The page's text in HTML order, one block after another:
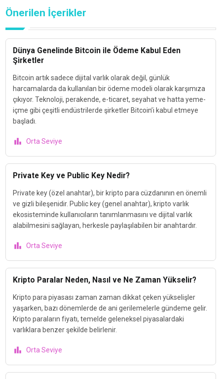
Önerilen İçerikler
Dünya Genelinde Bitcoin ile Ödeme Kabul Eden
Şirketler
Bitcoin artık sadece dijital varlık olarak değil, günlük
harcamalarda da kullanılan bir ödeme modeli olarak karşımıza
çıkıyor. Teknoloji, perakende, e-ticaret, seyahat ve hatta yeme-
içme gibi çeşitli endüstrilerde şirketler Bitcoin’i kabul etmeye
başladı.
Orta Seviye
Private Key ve Public Key Nedir?
Private key (özel anahtar), bir kripto para cüzdanının en önemli
ve gizli bileşenidir. Public key (genel anahtar), kripto varlık
ekosisteminde kullanıcıların tanımlanmasını ve dijital varlık
alabilmesini sağlayan, herkesle paylaşılabilen bir anahtardır.
Orta Seviye
Kripto Paralar Neden, Nasıl ve Ne Zaman Yükselir?
Kripto para piyasası zaman zaman dikkat çeken yükselişler
yaşarken, bazı dönemlerde de ani gerilemelerle gündeme gelir.
Kripto paraların fiyatı, temelde geleneksel piyasalardaki
varlıklara benzer şekilde belirlenir.
Orta Seviye